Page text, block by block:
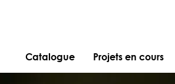
Catalogue Projets en cours